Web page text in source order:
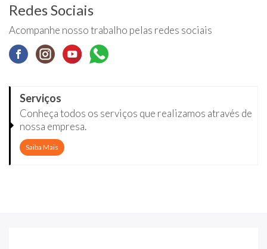
Redes Sociais
Acompanhe nosso trabalho pelas redes sociais
Serviços
Conheça todos os serviços que realizamos através de
nossa empresa.
Saiba Mais